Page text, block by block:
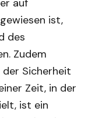
ist,
des
Zudem
der Sicherheit
Zeit, in der
ist ein